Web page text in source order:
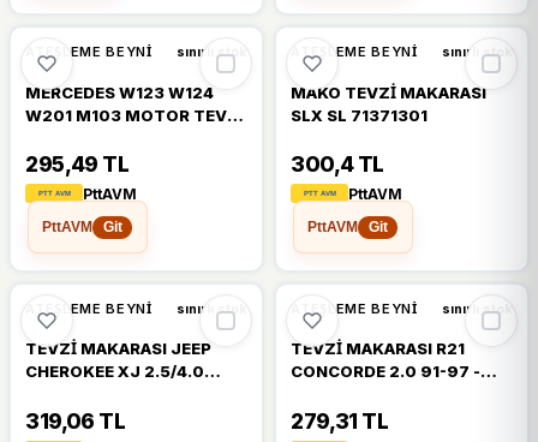
ATEŞLEME BEYNI sınırlı stok
MERCEDES W123 W124
W201 M103 MOTOR TEVZİ
295,49 TL
PttAVM
PttAVM
Git
ATEŞLEME BEYNI sınırlı stok
MAKO TEVZİ MAKARASI
SLX SL 71371301
300,4 TL
PttAVM
PttAVM
Git
ATEŞLEME BEYNI sınırlı stok
TEVZİ MAKARASI JEEP
CHEROKEE XJ 2.5/4.0
319,06 TL
ATEŞLEME BEYNI sınırlı stok
TEVZİ MAKARASI R21
CONCORDE 2.0 91-97 -
ORJ.ÜRÜN
279,31 TL